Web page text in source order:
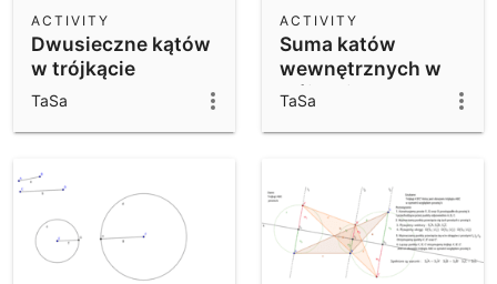
Dwusieczne kątów
w trójkącie
ACTIVITY
TaSa
Suma katów
wewnętrznych w
trójkącie
ACTIVITY
TaSa